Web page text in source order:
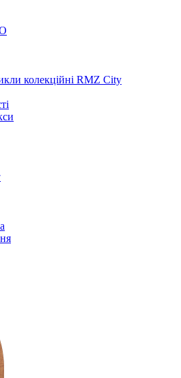
колекційні RMZ City